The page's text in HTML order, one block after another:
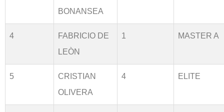
BONANSEA
4
FABRICIO DE
LEÒN
1 MASTER A
5
CRISTIAN
OLIVERA
4 ELITE